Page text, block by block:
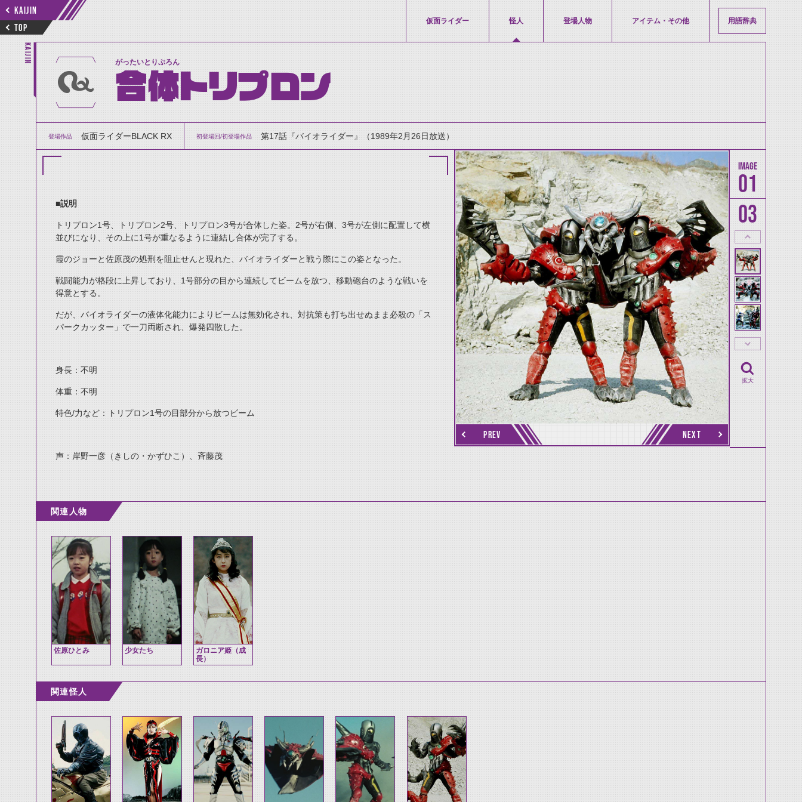
KAIJIN
TOP
仮面ライダー 怪人 登場人物 アイテム・その他 用語辞典
KAIJIN がったいとりぷろん
合体トリプロン
登場作品 仮面ライダーBLACK RX 初登場回/初登場作品 第17話『バイオライダー』（1989年2月26日放送）
■説明
トリプロン1号、トリプロン2号、トリプロン3号が合体した姿。2号が右側、3号が左側に配置して横
並びになり、その上に1号が重なるように連結し合体が完了する。
霞のジョーと佐原茂の処刑を阻止せんと現れた、バイオライダーと戦う際にこの姿となった。
戦闘能力が格段に上昇しており、1号部分の目から連続してビームを放つ、移動砲台のような戦いを
得意とする。
だが、バイオライダーの液体化能力によりビームは無効化され、対抗策も打ち出せぬまま必殺の「ス
パークカッター」で一刀両断され、爆発四散した。
身長：不明
体重：不明
特色/力など：トリプロン1号の目部分から放つビーム
声：岸野一彦（きしの・かずひこ）、斉藤茂
PREV NEXT
01
03
thumbnail Prev
thumbnail Next
拡大
関連人物
佐原ひとみ 少女たち
ガロニア姫（成
長）
関連怪人